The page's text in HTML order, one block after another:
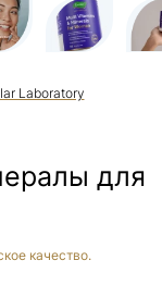
Laboratory
для
качество.